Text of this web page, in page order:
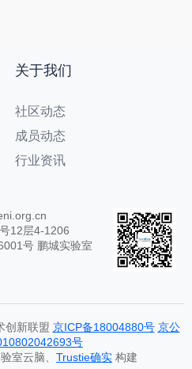
关于我们
社区动态
成员动态
行业资讯
12层4-1206
号 鹏城实验室
创新联盟 京ICP备18004880号 京公
号
室云脑、 Trustie确实 构建